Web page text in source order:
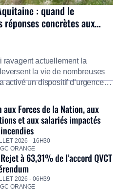
: quand le
concrètes aux
actuellement la
la vie de nombreuses
activé un dispositif d’urgence
le Groupe mobilise
afin de proposer un diagnostic
pour faire face aux
aux Forces de la Nation, aux
et aux salariés impactés
2026 - 16H30
ORANGE
à 63,31% de l’accord QVCT
2026 - 06H39
ORANGE